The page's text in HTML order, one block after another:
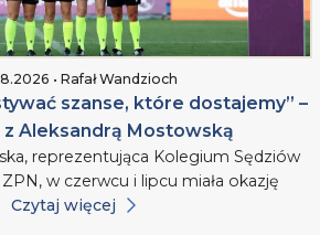
• Rafał Wandzioch
szanse, które dostajemy” –
Aleksandrą Mostowską
reprezentująca Kolegium Sędziów
w czerwcu i lipcu miała okazję
Czytaj więcej